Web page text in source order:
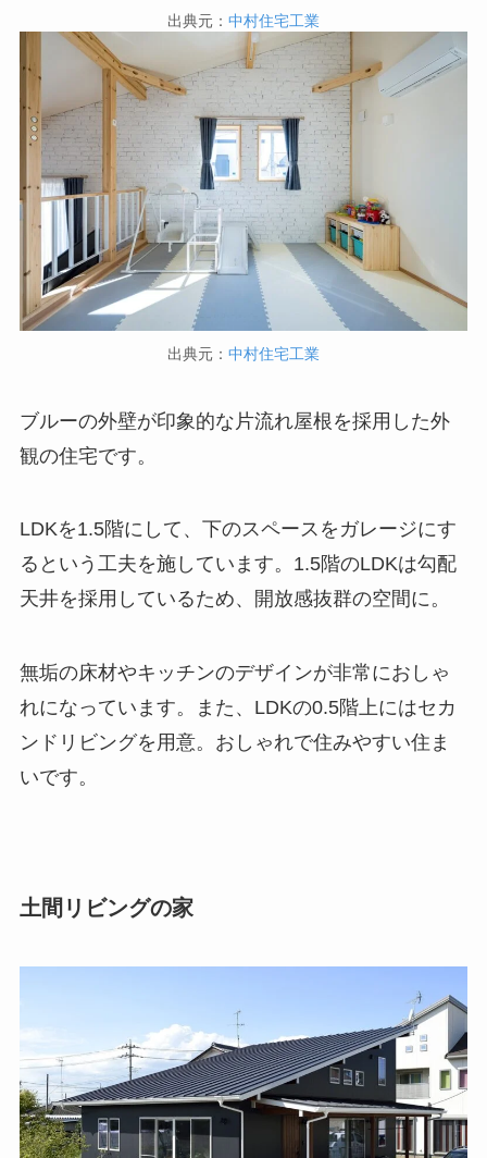
出典元： 中村住宅工業
出典元： 中村住宅工業
ブルーの外壁が印象的な片流れ屋根を採用した外
観の住宅です。
LDKを1.5階にして、下のスペースをガレージにす
るという工夫を施しています。1.5階のLDKは勾配
天井を採用しているため、開放感抜群の空間に。
無垢の床材やキッチンのデザインが非常におしゃ
れになっています。また、LDKの0.5階上にはセカ
ンドリビングを用意。おしゃれで住みやすい住ま
いです。
土間リビングの家